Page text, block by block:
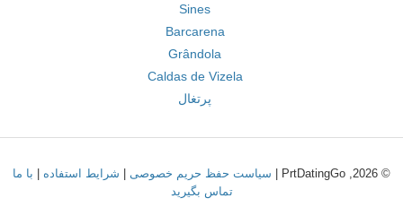
Sines
Barcarena
Grândola
Caldas de Vizela
پرتغال
© 2026, PrtDatingGo | سیاست حفظ حریم خصوصی شرایط استفاده
با ما
تماس بگیرید